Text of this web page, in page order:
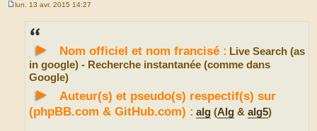
lun. 13 avr. 2015 14:27
► Nom officiel et nom francisé : Live Search (as
in google) - Recherche instantanée (comme dans
Google)
►
Auteur(s) et pseudo(s) respectif(s) sur
(phpBB.com & GitHub.com) : alg (Alg & alg5)